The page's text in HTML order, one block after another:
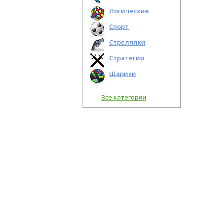
Логические
Спорт
Стрелялки
Стратегии
Шарики
Все категории